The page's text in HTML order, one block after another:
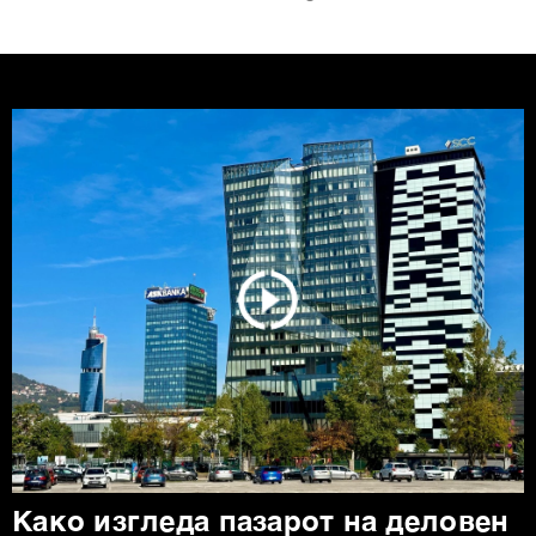
Како изгледа пазарот на деловен